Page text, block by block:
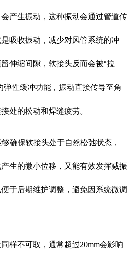
产生振动，这种振动会通过管道传
吸收振动，减少对风管系统的冲
伸缩间隙，软接头反而会被“拉
弹性缓冲功能，振动直接传导至角
处的松动和焊缝疲劳。
确保软接头处于自然松弛状态，
生的微小位移，又能有效发挥减振
于后期维护调整，避免因系统微调
样不可取，通常超过20mm会影响